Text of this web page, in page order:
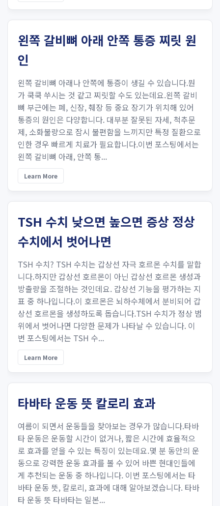
왼쪽 갈비뼈 아래 안쪽 통증 찌릿 원
인
왼쪽 갈비뼈 아래나 안쪽에 통증이 생길 수 있습니다.뭔
가 쿡쿡 쑤시는 것 같고 찌릿할 수도 있는데요.왼쪽 갈비
뼈 부근에는 폐, 신장, 췌장 등 중요 장기가 위치해 있어
통증의 원인은 다양합니다. 대부분 잘못된 자세, 척추문
제, 소화불량으로 잠시 불편함을 느끼지만 특정 질환으로
인한 경우 빠르게 치료가 필요합니다.이번 포스팅에서는
왼쪽 갈비뼈 아래, 안쪽 통...
Learn More
TSH 수치 낮으면 높으면 증상 정상
수치에서 벗어나면
TSH 수치? TSH 수치는 갑상선 자극 호르몬 수치를 말합
니다.하지만 갑상선 호르몬이 아닌 갑상선 호르몬 생성과
방출량을 조절하는 것인데요. 갑상선 기능을 평가하는 지
표 중 하나입니다.이 호르몬은 뇌하수체에서 분비되어 갑
상선 호르몬을 생성하도록 돕습니다.TSH 수치가 정상 범
위에서 벗어나면 다양한 문제가 나타날 수 있습니다. 이
번 포스팅에서는 TSH 수...
Learn More
타바타 운동 뜻 칼로리 효과
여름이 되면서 운동들을 찾아보는 경우가 많습니다.타바
타 운동은 운동할 시간이 없거나, 짧은 시간에 효율적으
로 효과를 얻을 수 있는 특징이 있는데요.몇 분 동안의 운
동으로 강력한 운동 효과를 볼 수 있어 바쁜 현대인들에
게 추천되는 운동 중 하나입니다. 이번 포스팅에서는 타
바타 운동 뜻, 칼로리, 효과에 대해 알아보겠습니다. 타바
타 운동 뜻 타바타는 일본...